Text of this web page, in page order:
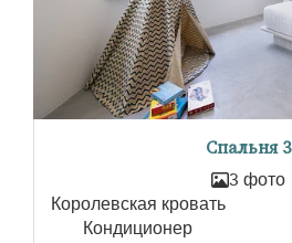
Спальня 3
3 фото
Королевская кровать
Кондиционер